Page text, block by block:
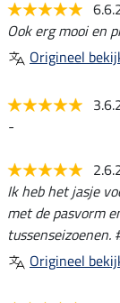
Ook erg mooi en
Origineel
-
Ik heb het jasje
met de pasvorm
tussenseizoenen.
Origineel